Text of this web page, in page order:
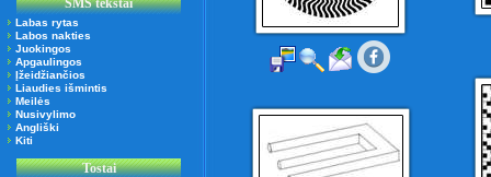
SMS tekstai
Labas rytas
Labos nakties
Juokingos
Apgaulingos
Įžeidžiančios
Liaudies išmintis
Meilės
Nusivylimo
Angliški
Kiti
Tostai